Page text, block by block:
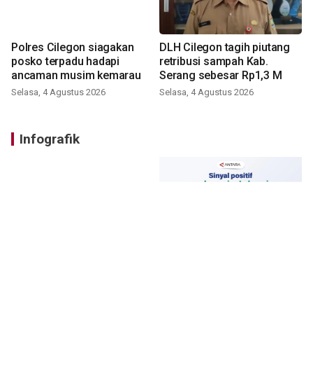
Polres Cilegon siagakan
posko terpadu hadapi
ancaman musim kemarau
Selasa, 4 Agustus 2026
DLH Cilegon tagih piutang
retribusi sampah Kab.
Serang sebesar Rp1,3 M
Selasa, 4 Agustus 2026
Infografik